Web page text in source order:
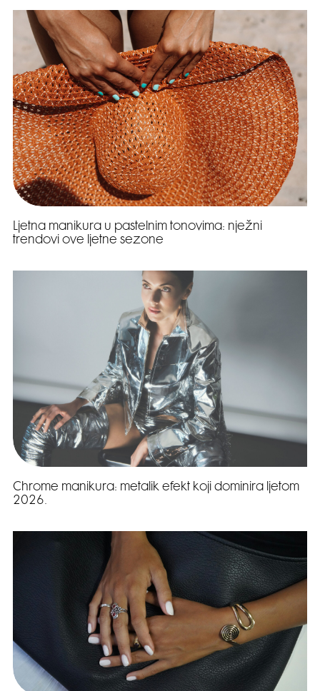
Ljetna manikura u pastelnim tonovima: nježni
trendovi ove ljetne sezone
Chrome manikura: metalik efekt koji dominira ljetom
2026.